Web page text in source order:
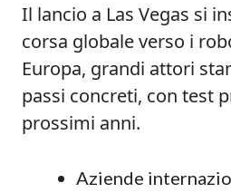
Il lancio a Las Vegas si
corsa globale verso i
Europa, grandi attori
passi concreti, con test
prossimi anni.
Aziende